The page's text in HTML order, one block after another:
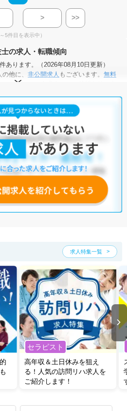
> >>
～5件目を表示中）
の求人・転職傾向
あります。（2026年08月10日更新）
他に、 非公開求人 もございます。 無料
いただくと、全求人からご希望条件に合
下のような条件が人気です。
託児所・育児補助あり
ますので、「こだわり条件」から検索
わせください。
索いただくことも可能です。
込みいただくと、ご希望条件をヒアリン
す。
い方は人気の希望条件をピックアップし
求人特集一覧
セラピスト
高年収＆土日休みを狙え
る！人気の訪問リハ求人を
ご紹介します！